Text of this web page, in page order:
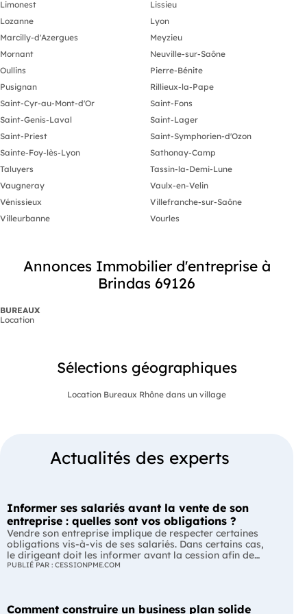
Limonest
Lissieu
Lozanne
Lyon
Marcilly-d'Azergues
Meyzieu
Mornant
Neuville-sur-Saône
Oullins
Pierre-Bénite
Pusignan
Rillieux-la-Pape
Saint-Cyr-au-Mont-d'Or
Saint-Fons
Saint-Genis-Laval
Saint-Lager
Saint-Priest
Saint-Symphorien-d'Ozon
Sainte-Foy-lès-Lyon
Sathonay-Camp
Taluyers
Tassin-la-Demi-Lune
Vaugneray
Vaulx-en-Velin
Vénissieux
Villefranche-sur-Saône
Villeurbanne
Vourles
Annonces Immobilier d'entreprise à
Brindas 69126
BUREAUX
Location
Sélections géographiques
Location Bureaux Rhône dans un village
Actualités des experts
Informer ses salariés avant la vente de son
entreprise : quelles sont vos obligations ?
Vendre son entreprise implique de respecter certaines
obligations vis-à-vis de ses salariés. Dans certains cas,
le dirigeant doit les informer avant la cession afin de
leur permettre, s'ils le souhaitent, de présenter une offre
L'essentiel Les entreprises de moins de 250 salariés sont
PUBLIÉ PAR : CESSIONPME.COM
Comment construire un business plan solide